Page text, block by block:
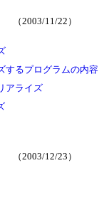
（2003/11/22）
するプログラムの内容
アライズ
（2003/12/23）